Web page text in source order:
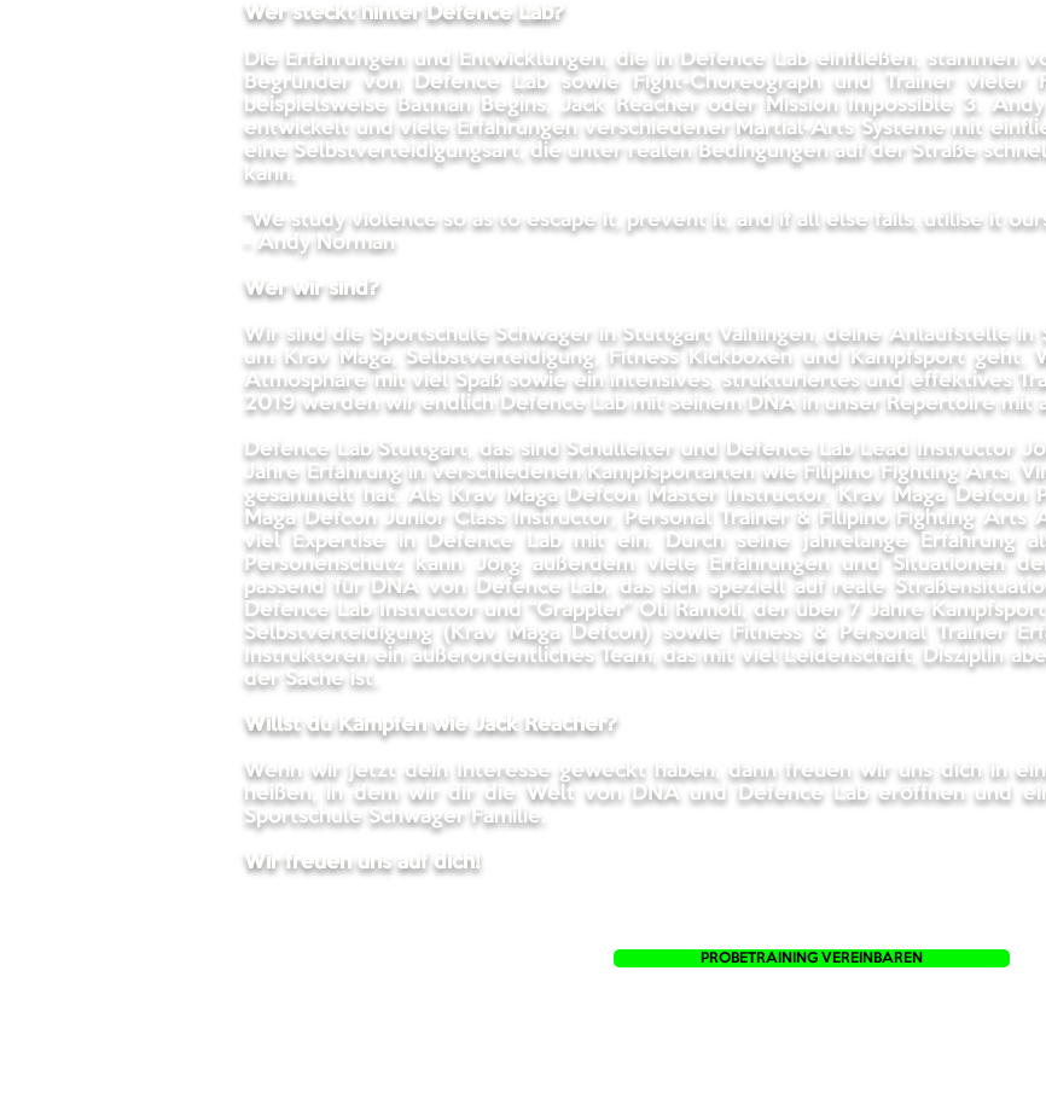
Wer steckt hinter Defence Lab?
Die Erfahrungen und Entwicklungen, die in Defence Lab einfließen, stammen
Begründer von Defence Lab sowie Fight-Choreograph und Trainer vieler
beispielsweise Batman Begins, Jack Reacher oder Mission Impossible 3.
entwickelt und viele Erfahrungen verschiedener Martial-Arts Systeme mit
eine Selbstverteidigungsart, die unter realen Bedingungen auf der Straße
kann.
“We study violence so as to escape it, prevent it, and if all else fails, utilise it
- Andy Norman
Wer wir sind?
Wir sind die Sportschule Schwager in Stuttgart Vaihingen, deine Anlaufstelle in
um Krav Maga, Selbstverteidigung, Fitness Kickboxen und Kampfsport geht.
Atmosphäre mit viel Spaß sowie ein intensives, strukturiertes und effektives
2019 werden wir endlich Defence Lab mit seinem DNA in unser Repertoire mit
Defence Lab Stuttgart, das sind Schulleiter und Defence Lab Lead Instructor
Jahre Erfahrung in verschiedenen Kampfsportarten wie Filipino Fighting Arts,
gesammelt hat. Als Krav Maga Defcon Master Instructor, Krav Maga Defcon
Maga Defcon Junior Class Instructor, Personal Trainer & Filipino Fighting
viel Expertise in Defence Lab mit ein. Durch seine jahrelange Erfahrung
Personenschutz kann Jörg außerdem viele Erfahrungen und Situationen
passend für DNA von Defence Lab, das sich speziell auf reale
Defence Lab Instructor und “Grappler” Oli Ramoli, der über 7 Jahre
Selbstverteidigung (Krav Maga Defcon) sowie Fitness & Personal Trainer
Instruktoren ein außerordentliches Team, das mit viel Leidenschaft, Disziplin
der Sache ist.
Willst du Kämpfen wie Jack Reacher?
Wenn wir jetzt dein Interesse geweckt haben, dann freuen wir uns dich in
heißen, in dem wir dir die Welt von DNA und Defence Lab eröffnen und
Sportschule Schwager Familie.
Wir freuen uns auf dich!
PROBETRAINING VEREINBAREN